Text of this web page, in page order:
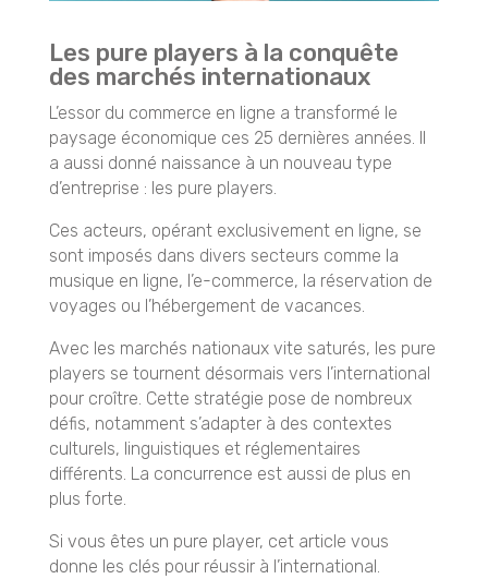
Les pure players à la conquête
des marchés internationaux
L’essor du commerce en ligne a transformé le
paysage économique ces 25 dernières années. Il
a aussi donné naissance à un nouveau type
d’entreprise : les pure players.
Ces acteurs, opérant exclusivement en ligne, se
sont imposés dans divers secteurs comme la
musique en ligne, l’e-commerce, la réservation de
voyages ou l’hébergement de vacances.
Avec les marchés nationaux vite saturés, les pure
players se tournent désormais vers l’international
pour croître. Cette stratégie pose de nombreux
défis, notamment s’adapter à des contextes
culturels, linguistiques et réglementaires
différents. La concurrence est aussi de plus en
plus forte.
Si vous êtes un pure player, cet article vous
donne les clés pour réussir à l’international.